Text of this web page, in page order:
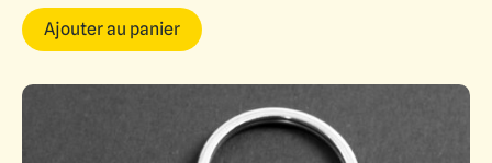
Ajouter au panier